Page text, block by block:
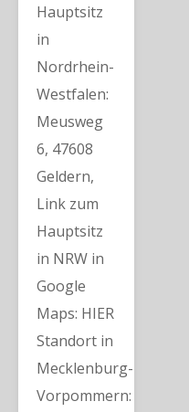
Hauptsitz
in
Nordrhein-
Westfalen:
Meusweg
6, 47608
Geldern,
Link zum
Hauptsitz
in NRW in
Google
Maps: HIER
Standort in
Mecklenburg-
Vorpommern: